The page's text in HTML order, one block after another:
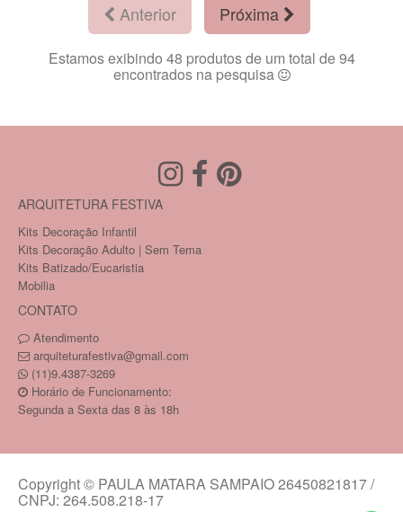
Anterior Próxima
Estamos exibindo 48 produtos de um total de 94
encontrados na pesquisa
ARQUITETURA FESTIVA
Kits Decoração Infantil
Kits Decoração Adulto | Sem Tema
Kits Batizado/Eucaristia
Mobilia
CONTATO
Atendimento
arquiteturafestiva@gmail.com
(11)9.4387-3269
Horário de Funcionamento:
Segunda a Sexta das 8 às 18h
Copyright © PAULA MATARA SAMPAIO 26450821817 /
CNPJ: 264.508.218-17